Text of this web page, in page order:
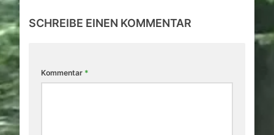
SCHREIBE EINEN KOMMENTAR
Kommentar *